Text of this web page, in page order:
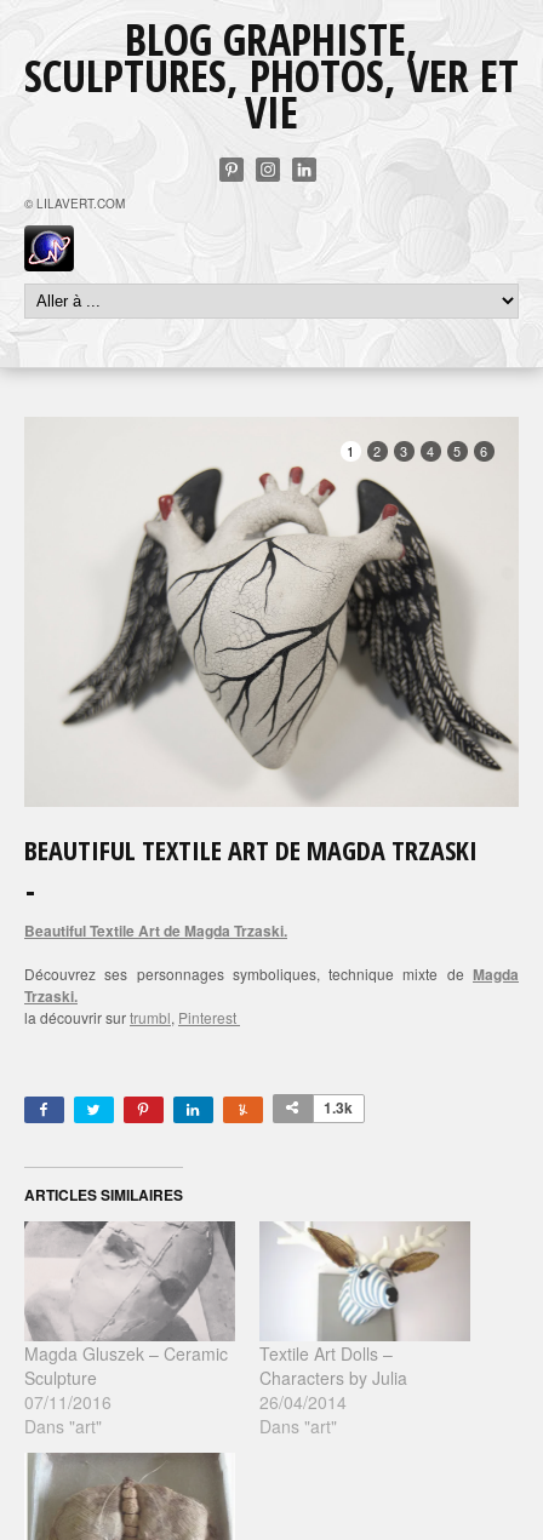
BLOG GRAPHISTE,
SCULPTURES, PHOTOS, VER ET
VIE
© LILAVERT.COM
1 2 3 4 5 6
BEAUTIFUL TEXTILE ART DE MAGDA TRZASKI
Beautiful Textile Art de Magda Trzaski.
Découvrez ses personnages symboliques, technique mixte de Magda
Trzaski.
la découvrir surtrumbl, Pinterest
1.3k
ARTICLES SIMILAIRES
Magda Gluszek – Ceramic
Sculpture
07/11/2016
Dans "art"
Textile Art Dolls –
Characters by Julia
26/04/2014
Dans "art"